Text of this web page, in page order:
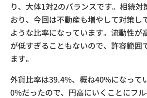
り、大体1対2のバランスです。相続対
おり、今回は不動産も増やして対策し
ような比率になっています。流動性が
が低すぎることもないので、許容範囲
ます。
外貨比率は39.4%、概ね40%になって
0%だったので、円高にいくことにフ